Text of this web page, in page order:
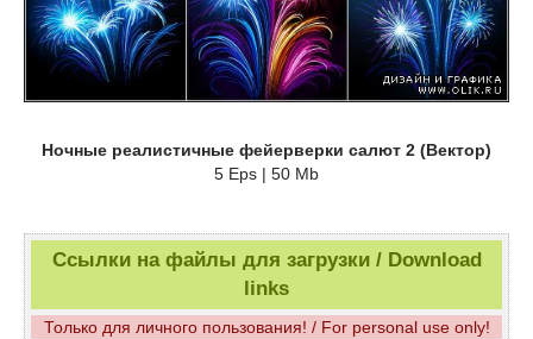
Ночные реалистичные фейерверки салют 2 (Вектор)
5 Eps | 50 Mb
Ссылки на файлы для загрузки / Download
links
Только для личного пользования! / For personal use only!